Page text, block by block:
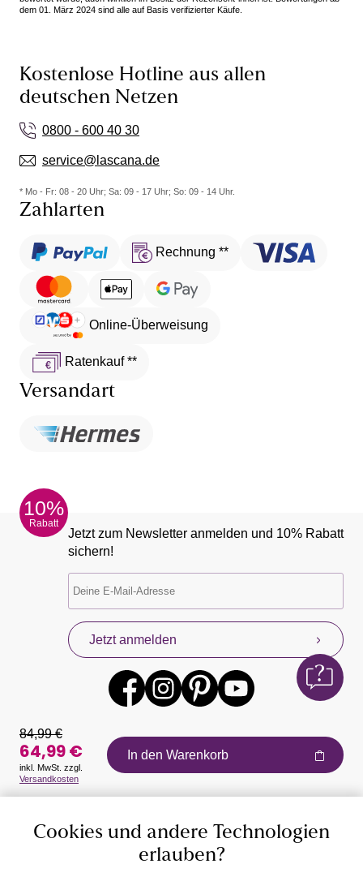
dem 01. März 2024 sind alle auf Basis verifizierter Käufe.
Kostenlose Hotline aus allen
deutschen Netzen
0800 - 600 40 30
service@lascana.de
* Mo - Fr: 08 - 20 Uhr; Sa: 09 - 17 Uhr; So: 09 - 14 Uhr.
Zahlarten
Rechnung **
Online-Überweisung
Ratenkauf **
Versandart
10%
Rabatt
Jetzt zum Newsletter anmelden und 10% Rabatt
sichern!
Jetzt anmelden
Auszeichnungen
84,99 €
64,99 €
inkl. MwSt. zzgl.
Versandkosten
In den Warenkorb
Cookies und andere Technologien
erlauben?